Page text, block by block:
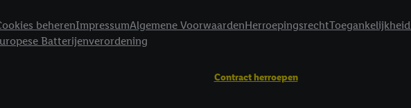
beherenImpressumAlgemene VoorwaardenHerroepingsrecht
Batterijenverordening
Contract herroepen